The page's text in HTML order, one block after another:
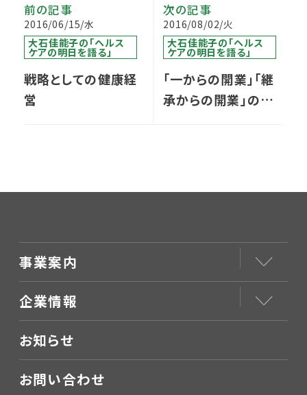
前の記事
2016/06/15/水
大石佳能子の「ヘルス
ケアの明日を語る」
戦略としての健康経
営
次の記事
2016/08/02/火
大石佳能子の「ヘルス
ケアの明日を語る」
「一からの開業」「継
承からの開業」の選
事業案内
企業情報
お知らせ
お問い合わせ